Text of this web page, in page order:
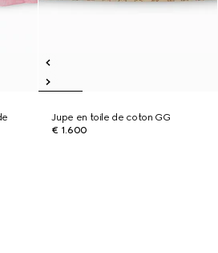
Jupe en toile de coton GG
€ 1.600